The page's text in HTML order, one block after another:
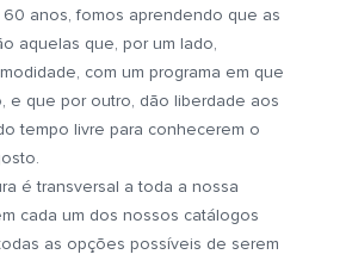
anos, fomos aprendendo que as
aquelas que, por um lado,
com um programa em que
e que por outro, dão liberdade aos
tempo livre para conhecerem o
é transversal a toda a nossa
cada um dos nossos catálogos
as opções possíveis de serem